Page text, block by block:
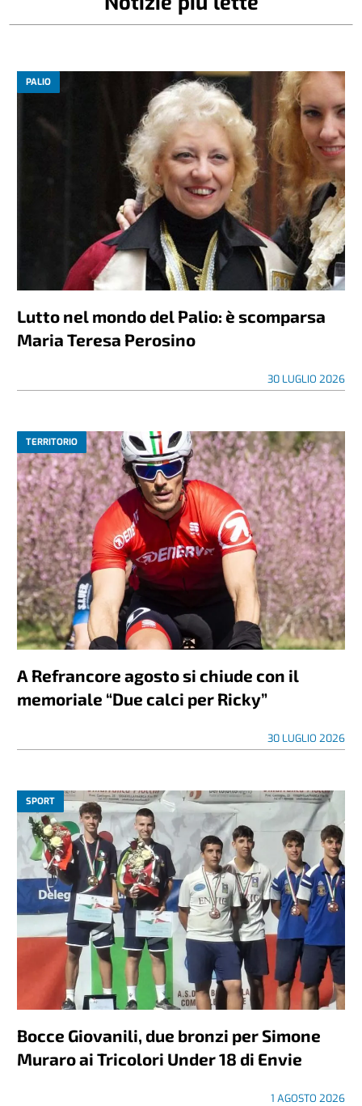
PALIO
Lutto nel mondo del Palio: è scomparsa
Maria Teresa Perosino
30 LUGLIO 2026
TERRITORIO
A Refrancore agosto si chiude con il
memoriale “Due calci per Ricky”
30 LUGLIO 2026
SPORT
Bocce Giovanili, due bronzi per Simone
Muraro ai Tricolori Under 18 di Envie
1 AGOSTO 2026